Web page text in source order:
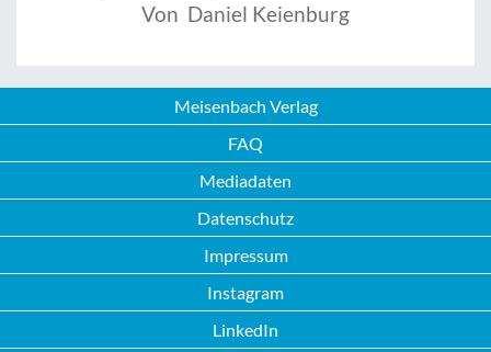
Von Daniel Keienburg
Meisenbach Verlag
FAQ
Mediadaten
Datenschutz
Impressum
Instagram
LinkedIn